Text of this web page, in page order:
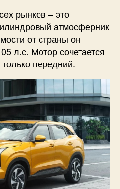
рынков – это
атмосферник
от страны он
л.с. Мотор сочетается
передний.